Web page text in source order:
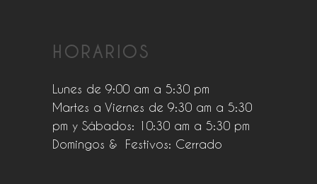
HORARIOS
Lunes de 9:00 am a 5:30 pm
Martes a Viernes de 9:30 am a 5:30
pm y Sábados: 10:30 am a 5:30 pm
Domingos & Festivos: Cerrado